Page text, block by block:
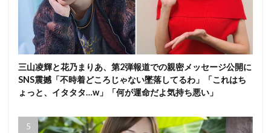
三山凌輝と花乃まりあ、第2弾報道での親密メッセージ公開に
SNS震撼「不時着どころじゃない墜落してるわ」「これはち
ょっと、イタタタ…w」「何が運命だよ気持ち悪い」